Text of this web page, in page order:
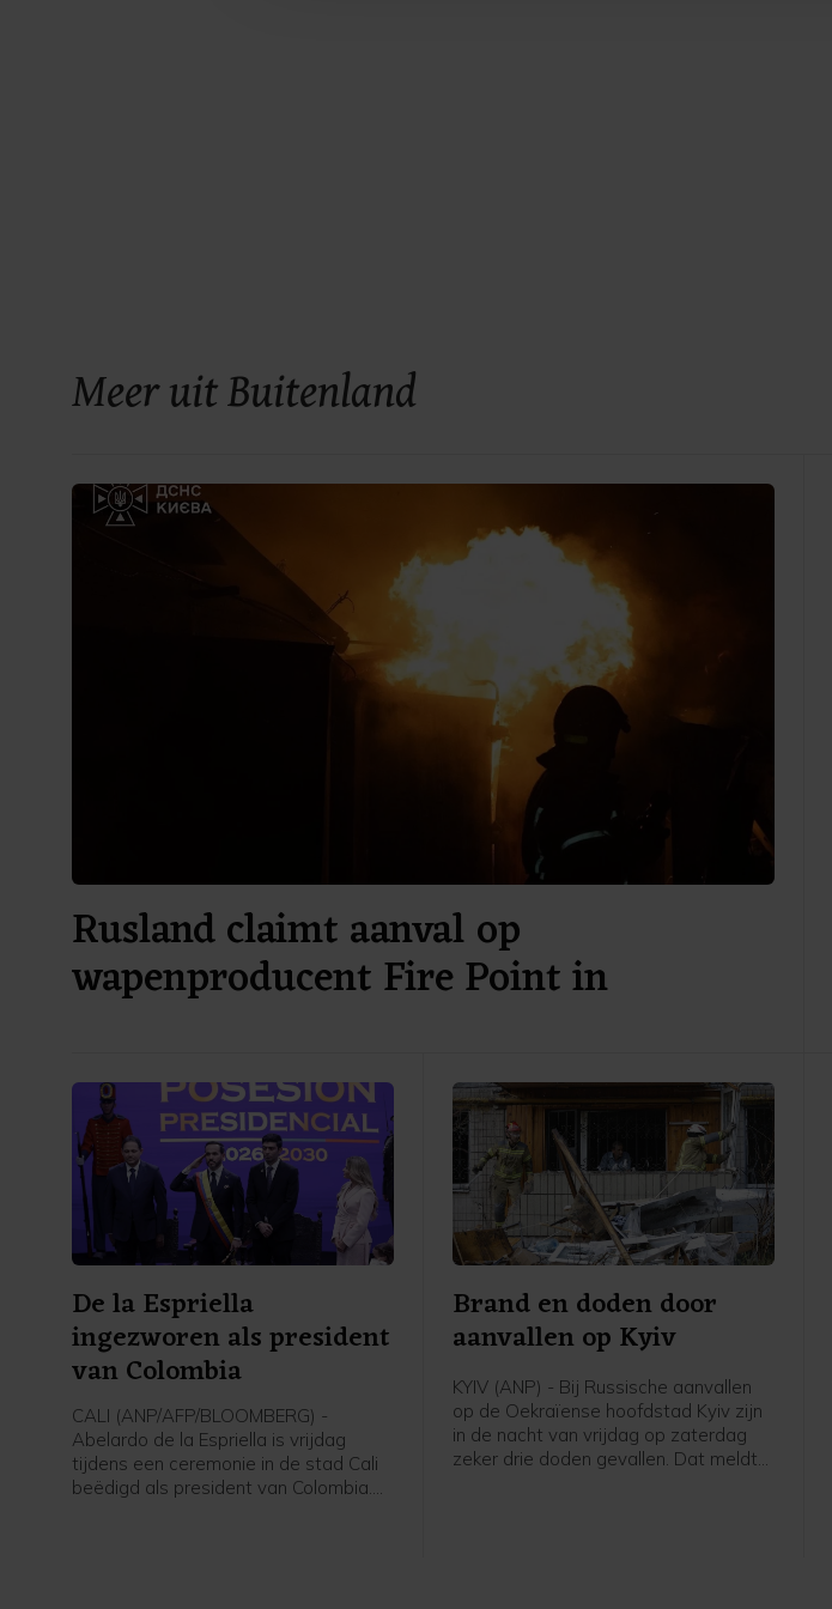
Meer uit Buitenland
Rusland claimt aanval op
wapenproducent Fire Point in
De la Espriella
ingezworen als president
van Colombia
CALI (ANP/AFP/BLOOMBERG) -
Abelardo de la Espriella is vrijdag
tijdens een ceremonie in de stad Cali
beëdigd als president van Colombia.
Brand en doden door
aanvallen op Kyiv
KYIV (ANP) - Bij Russische aanvallen
op de Oekraïense hoofdstad Kyiv zijn
in de nacht van vrijdag op zaterdag
zeker drie doden gevallen. Dat meldt